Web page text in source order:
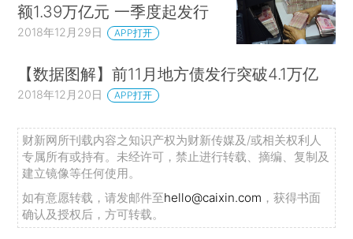
额1.39万亿元 一季度起发行
2018年12月29日 APP打开
【数据图解】前11月地方债发行突破4.1万亿
2018年12月20日 APP打开
财新网所刊载内容之知识产权为财新传媒及/或相关权利人
专属所有或持有。未经许可，禁止进行转载、摘编、复制及
建立镜像等任何使用。
如有意愿转载，请发邮件至hello@caixin.com ，获得书面
确认及授权后，方可转载。